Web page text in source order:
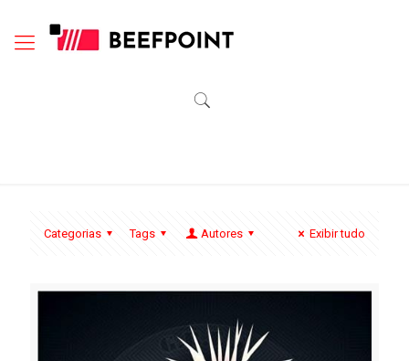
Categorias Tags Autores Exibir tudo